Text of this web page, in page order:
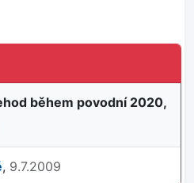
během povodní 2020,
, 9.7.2009